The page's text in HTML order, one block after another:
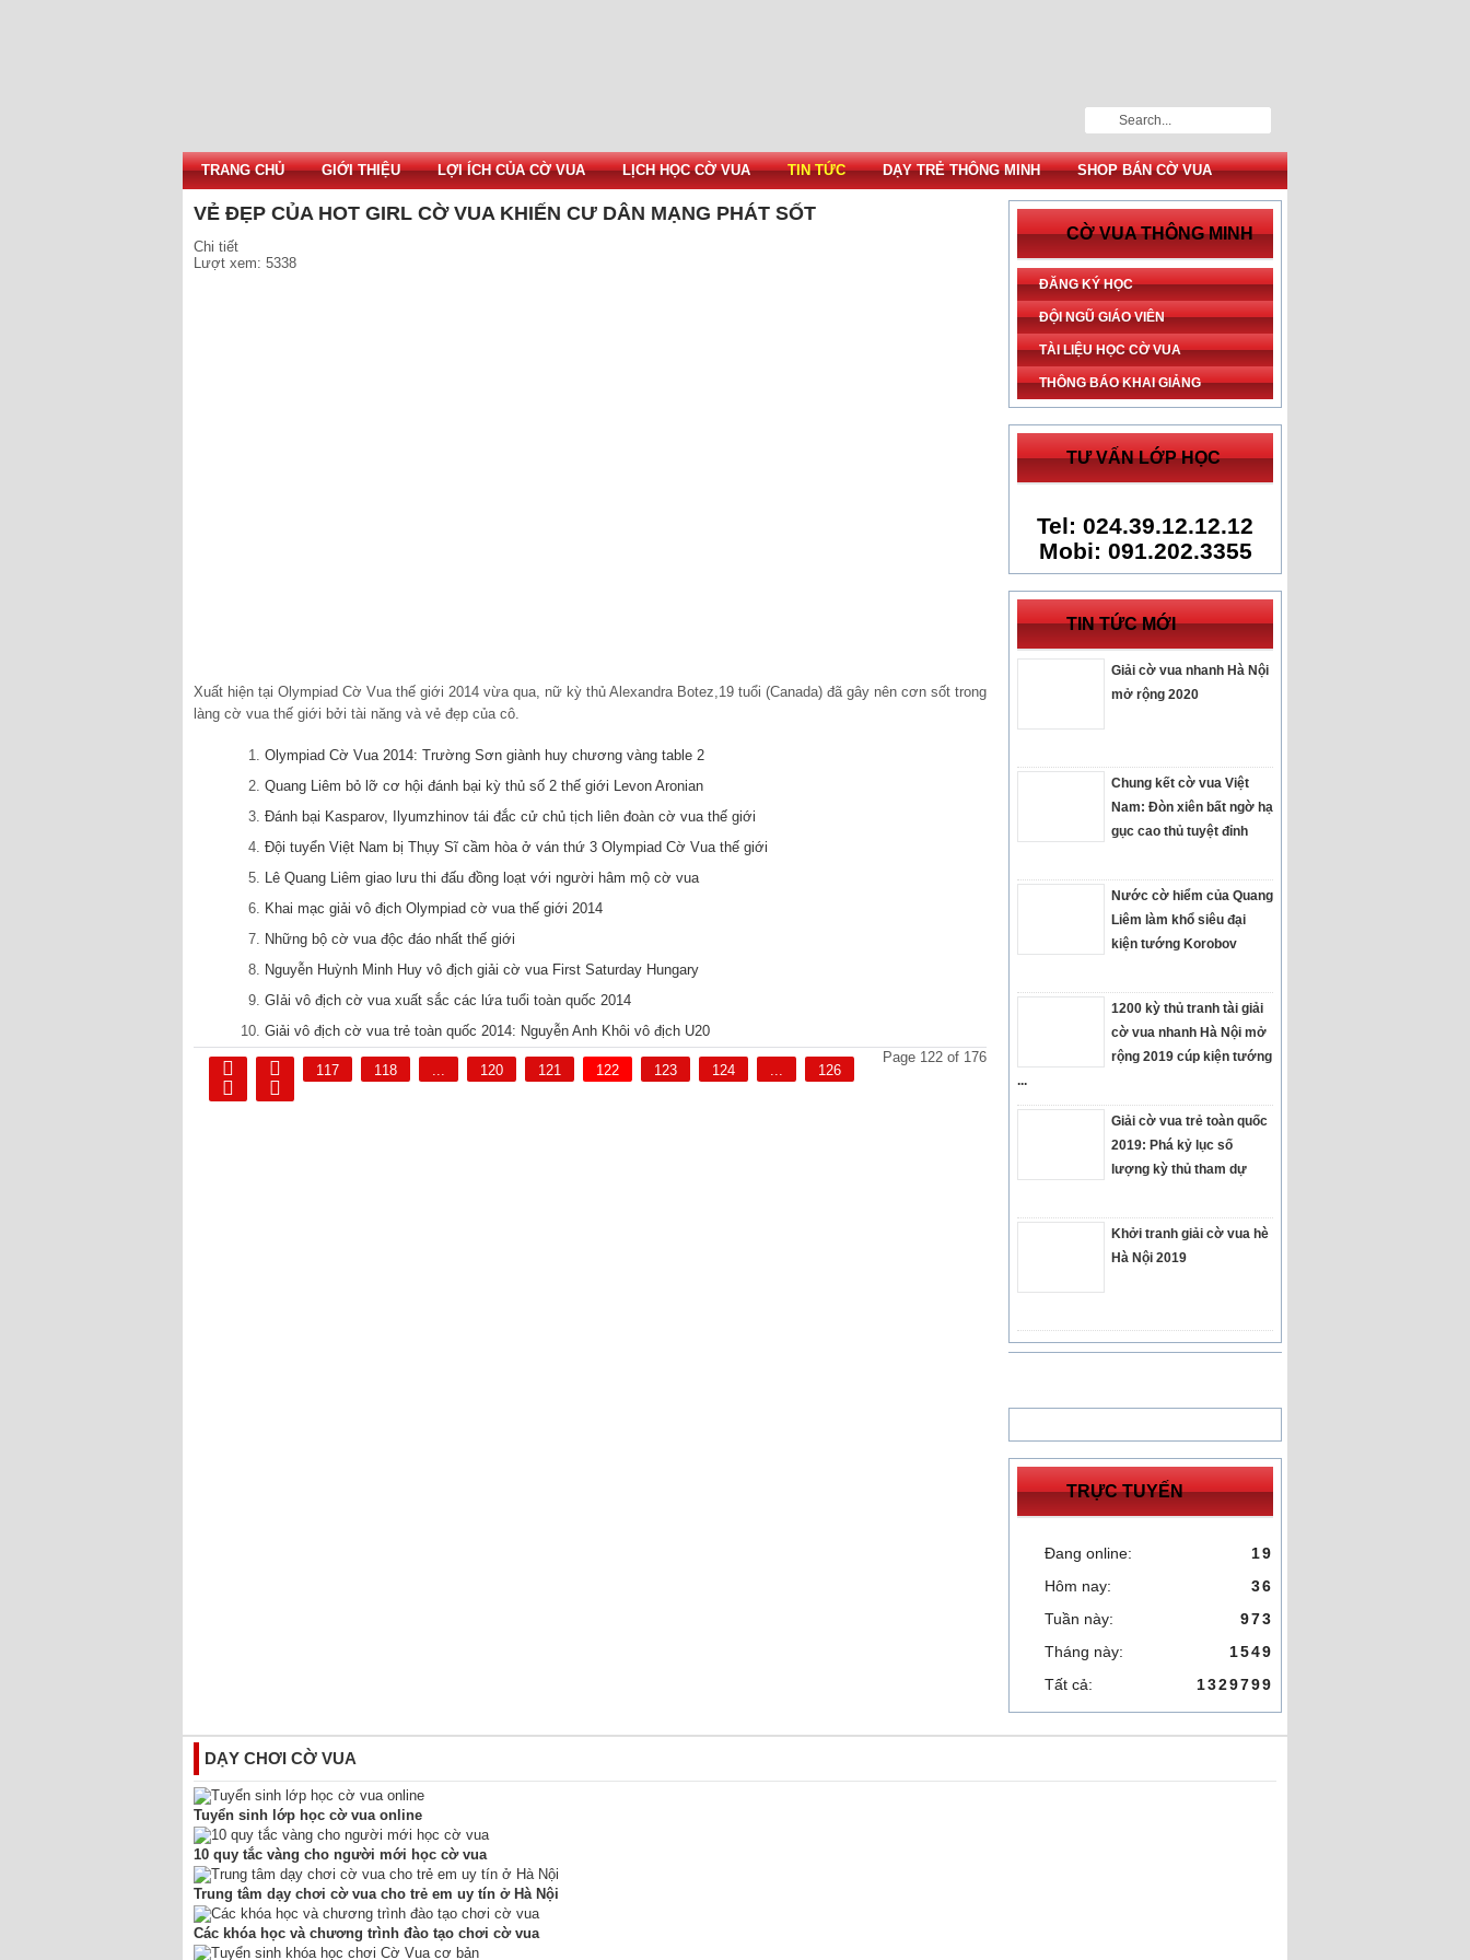
TRANG CHỦ GIỚI THIỆU LỢI ÍCH CỦA CỜ VUA LỊCH HỌC CỜ VUA TIN TỨC DẠY TRẺ THÔNG MINH SHOP BÁN CỜ VUA
VẺ ĐẸP CỦA HOT GIRL CỜ VUA KHIẾN CƯ DÂN MẠNG PHÁT SỐT
Chi tiết
Lượt xem: 5338
Xuất hiện tại Olympiad Cờ Vua thế giới 2014 vừa qua, nữ kỳ thủ Alexandra Botez,19 tuổi (Canada) đã gây nên cơn sốt trong
làng cờ vua thế giới bởi tài năng và vẻ đẹp của cô.
Olympiad Cờ Vua 2014: Trường Sơn giành huy chương vàng table 2
Quang Liêm bỏ lỡ cơ hội đánh bại kỳ thủ số 2 thế giới Levon Aronian
Đánh bại Kasparov, Ilyumzhinov tái đắc cử chủ tịch liên đoàn cờ vua thế giới
Đội tuyển Việt Nam bị Thụy Sĩ cầm hòa ở ván thứ 3 Olympiad Cờ Vua thế giới
Lê Quang Liêm giao lưu thi đấu đồng loạt với người hâm mộ cờ vua
Khai mạc giải vô địch Olympiad cờ vua thế giới 2014
Những bộ cờ vua độc đáo nhất thế giới
Nguyễn Huỳnh Minh Huy vô địch giải cờ vua First Saturday Hungary
GIải vô địch cờ vua xuất sắc các lứa tuổi toàn quốc 2014
Giải vô địch cờ vua trẻ toàn quốc 2014: Nguyễn Anh Khôi vô địch U20
Page 122 of 176
117
118 ... 120 121 122 123 124 ... 126
CỜ VUA THÔNG MINH
ĐĂNG KÝ HỌC
ĐỘI NGŨ GIÁO VIÊN
TÀI LIỆU HỌC CỜ VUA
THÔNG BÁO KHAI GIẢNG
TƯ VẤN LỚP HỌC
Tel: 024.39.12.12.12
Mobi: 091.202.3355
TIN TỨC MỚI
Giải cờ vua nhanh Hà Nội
mở rộng 2020
Chung kết cờ vua Việt
Nam: Đòn xiên bất ngờ hạ
gục cao thủ tuyệt đỉnh
Nước cờ hiểm của Quang
Liêm làm khổ siêu đại
kiện tướng Korobov
1200 kỳ thủ tranh tài giải
cờ vua nhanh Hà Nội mở
rộng 2019 cúp kiện tướng
...
Giải cờ vua trẻ toàn quốc
2019: Phá kỷ lục số
lượng kỳ thủ tham dự
Khởi tranh giải cờ vua hè
Hà Nội 2019
TRỰC TUYẾN
Đang online:
19
Hôm nay:
36
Tuần này:
973
Tháng này:
1549
Tất cả:
1329799
DẠY CHƠI CỜ VUA
Tuyển sinh lớp học cờ vua online
10 quy tắc vàng cho người mới học cờ vua
Trung tâm dạy chơi cờ vua cho trẻ em uy tín ở Hà Nội
Các khóa học và chương trình đào tạo chơi cờ vua